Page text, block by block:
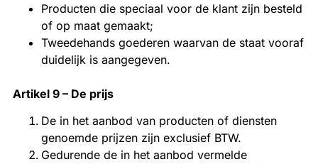
Producten die speciaal voor de klant zijn besteld
of op maat gemaakt;
Tweedehands goederen waarvan de staat vooraf
duidelijk is aangegeven.
Artikel 9 – De prijs
De in het aanbod van producten of diensten
genoemde prijzen zijn exclusief BTW.
Gedurende de in het aanbod vermelde